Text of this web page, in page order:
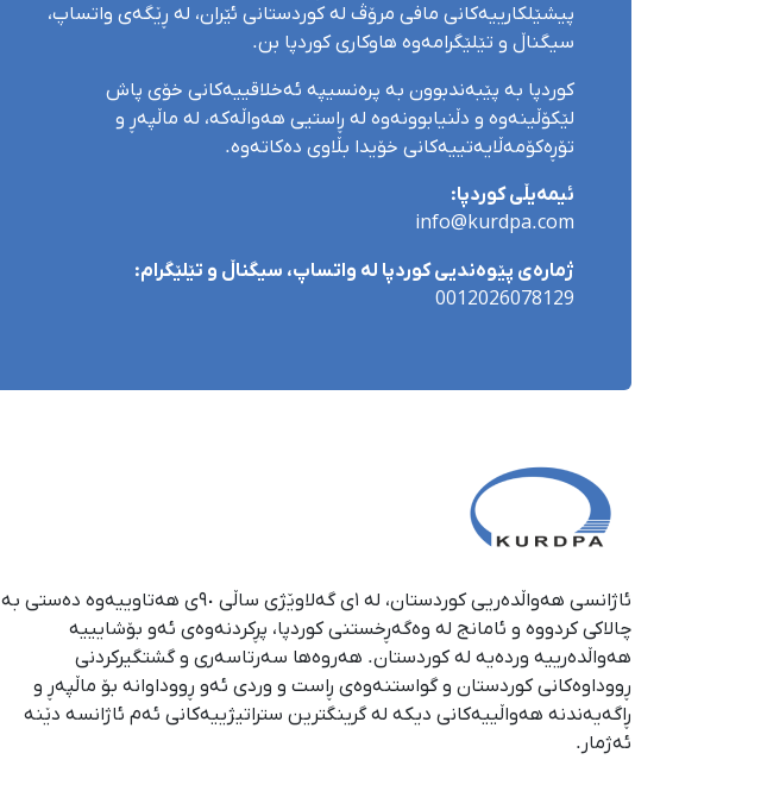
پیشێلکارییەکانی مافی مرۆڤ لە کوردستانی ئێران، لە ڕێگەی واتساپ،
سیگناڵ و تێلێگرامەوە هاوکاری کوردپا بن.
کوردپا بە پێبەندبوون بە پرەنسیپە ئەخلاقییەکانی خۆی پاش
لێکۆڵینەوە و دڵنیابوونەوە لە ڕاستیی هەواڵەکە، لە ماڵپەڕ و
تۆڕەکۆمەڵایەتییەکانی خۆیدا بڵاوی دەکاتەوە.
ئیمەیڵی کوردپا:
info@kurdpa.com
ژمارەی پێوەندیی کوردپا لە واتساپ، سیگناڵ و تێلێگرام:
0012026078129
ئاژانسی هەواڵدەریی کوردستان، لە ١ی گەلاوێژی ساڵی ٩٠ی هەتاوییەوە دەستی بە
چالاکی کردووە و ئامانج لە وەگەڕخستنی كوردپا، پڕكردنەوەی ئەو بۆشایییە
هەواڵدەرییە وردەیە لە كوردستان. هەروەها سەرتاسەری و گشتگیركردنی
ڕووداوەكانی كوردستان و گواستنەوەی ڕاست و وردی ئەو ڕووداوانە بۆ ماڵپەڕ و
ڕاگەیەندنە هەواڵییەكانی دیكە لە گرینگترین ستراتیژییەكانی ئەم ئاژانسە دێنە
ئەژمار.